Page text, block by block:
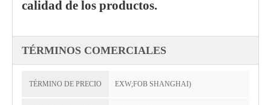
calidad de los productos.
TÉRMINOS COMERCIALES
TÉRMINO DE PRECIO EXW;FOB SHANGHAI)